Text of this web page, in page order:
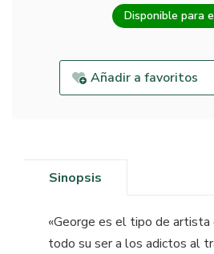
Disponible para
Añadir a favoritos
Sinopsis
«George es el tipo de artista
todo su ser a los adictos al